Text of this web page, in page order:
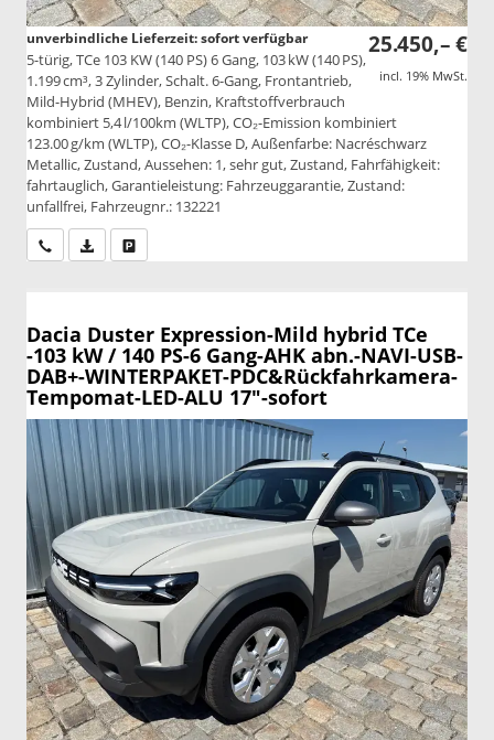
25.450,– €
incl. 19% MwSt.
unverbindliche Lieferzeit: sofort verfügbar
5-türig, TCe 103 KW (140 PS) 6 Gang, 103 kW (140 PS),
1.199 cm³, 3 Zylinder, Schalt. 6-Gang, Frontantrieb,
Mild-Hybrid (MHEV), Benzin, Kraftstoffverbrauch
kombiniert 5,4 l/100km (WLTP), CO₂-Emission kombiniert
123.00 g/km (WLTP), CO₂-Klasse D, Außenfarbe: Nacréschwarz
Metallic, Zustand, Aussehen: 1, sehr gut, Zustand, Fahrfähigkeit:
fahrtauglich, Garantieleistung: Fahrzeuggarantie, Zustand:
unfallfrei, Fahrzeugnr.: 132221
Wir rufen Sie anPDF-Datei, Fahrzeugexposé drucken
Dacia Duster Expression-Mild hybrid TCe
-103 kW / 140 PS-6 Gang-AHK abn.-NAVI-USB-
DAB+-WINTERPAKET-PDC&Rückfahrkamera-
Tempomat-LED-ALU 17"-sofort